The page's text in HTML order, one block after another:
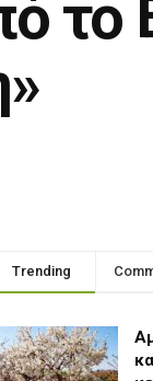
Trending